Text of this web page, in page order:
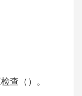
查（）。